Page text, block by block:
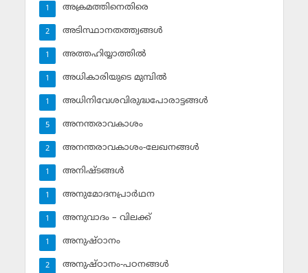
അക്രമത്തിനെതിരെ
1
അടിസ്ഥാനതത്ത്വങ്ങള്‍
2
അത്തഹിയ്യാത്തില്‍
1
അധികാരിയുടെ മുമ്പില്‍
1
അധിനിവേശവിരുദ്ധപോരാട്ടങ്ങള്‍
1
അനന്തരാവകാശം
5
അനന്തരാവകാശം-ലേഖനങ്ങള്‍
2
അനിഷ്ടങ്ങള്‍
1
അനുമോദനപ്രാര്‍ഥന
1
അനുവാദം – വിലക്ക്‌
1
അനുഷ്ഠാനം
1
അനുഷ്ഠാനം-പഠനങ്ങള്‍
2